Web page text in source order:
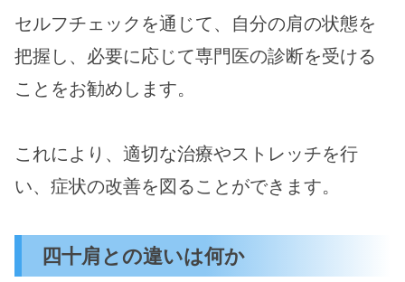
セルフチェックを通じて、自分の肩の状態を
把握し、必要に応じて専門医の診断を受ける
ことをお勧めします。
これにより、適切な治療やストレッチを行
い、症状の改善を図ることができます。
四十肩との違いは何か